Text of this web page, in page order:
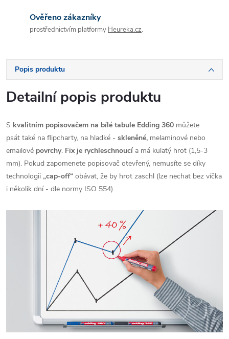
Ověřeno zákazníky
prostřednictvím platformy Heureka.cz.
Popis produktu
Detailní popis produktu
S kvalitním popisovačem na bílé tabule Edding 360 můžete
psát také na flipcharty, na hladké - skleněné, melaminové nebo
emailové povrchy. Fix je rychleschnoucí a má kulatý hrot (1,5-3
mm). Pokud zapomenete popisovač otevřený, nemusíte se díky
technologii „cap-off“ obávat, že by hrot zaschl (lze nechat bez víčka
i několik dní - dle normy ISO 554).